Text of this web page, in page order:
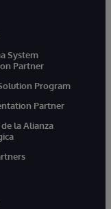
System
Partner
Program
Partner
la Alianza